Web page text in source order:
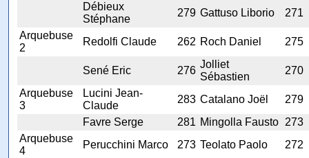
Débieux
Stéphane
279 Gattuso Liborio
271
Arquebuse
2
Redolfi Claude 262 Roch Daniel 275
Sené Eric 276
Jolliet
Sébastien
270
Arquebuse
3
Lucini Jean-
Claude
283 Catalano Joël
279
Favre Serge
281 Mingolla Fausto 273
Arquebuse
4
Perucchini Marco 273 Teolato Paolo
272